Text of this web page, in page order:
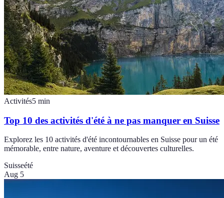
Activités5 min
Top 10 des activités d'été à ne pas manquer en Suisse
Explorez les 10 activités d'été incontournables en Suisse pour un été
mémorable, entre nature, aventure et découvertes culturelles.
Suisseété
Aug 5